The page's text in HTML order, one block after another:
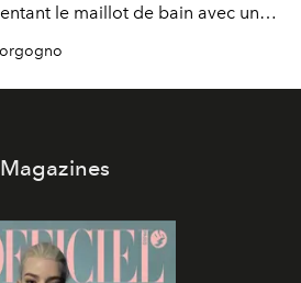
le maillot de bain avec une
Magazines